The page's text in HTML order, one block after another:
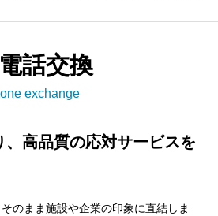
話交換
exchange
、高品質の応対サービスを
のまま施設や企業の印象に直結しま